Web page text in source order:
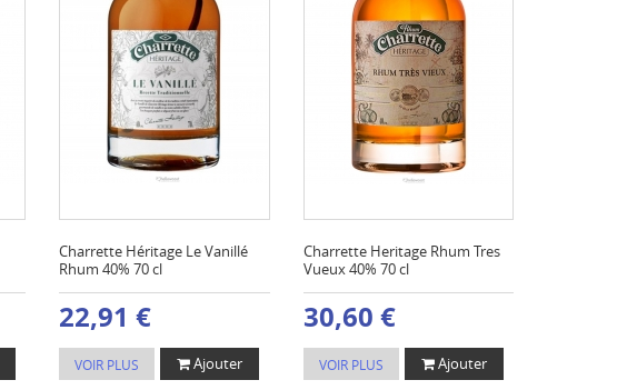
Charrette Héritage Le Vanillé
Rhum 40% 70 cl
22,91 €
VOIR PLUS Ajouter
Charrette Heritage Rhum Tres
Vueux 40% 70 cl
30,60 €
VOIR PLUS Ajouter